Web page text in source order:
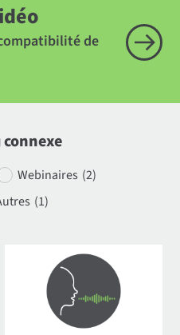
de
Webinaires (2)
(1)